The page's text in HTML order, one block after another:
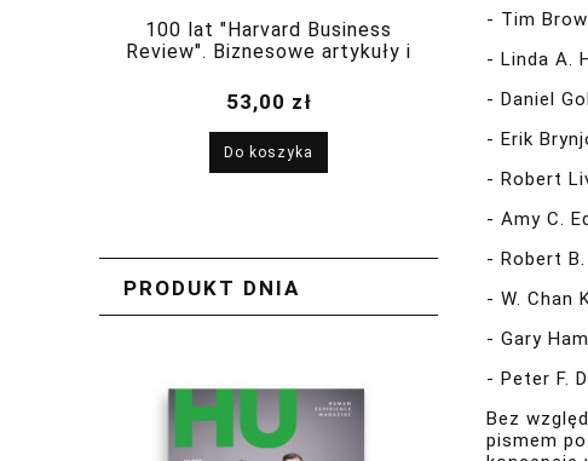
100 lat "Harvard Business
Review". Biznesowe artykuły i
53,00 zł
Do koszyka
PRODUKT DNIA
- Tim
- Linda A.
- Daniel
- Erik
- Robert
- Amy C.
- Robert
- W. Chan
- Gary
- Peter F.
Bez
pismem